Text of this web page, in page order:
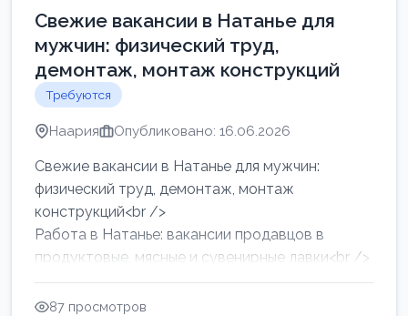
Свежие вакансии в Натанье для
мужчин: физический труд,
демонтаж, монтаж конструкций
Требуются
Наария Опубликовано: 16.06.2026
Свежие вакансии в Натанье для мужчин:
физический труд, демонтаж, монтаж
конструкций<br />
Работа в Натанье: вакансии продавцов в
продуктовые, мясные и сувенирные лавки<br />
Разнорабочий на сборку м...
87 просмотров